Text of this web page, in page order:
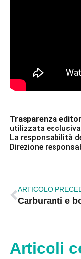
Trasparenza
utilizzata
La responsabilità
Direzione
Articoli